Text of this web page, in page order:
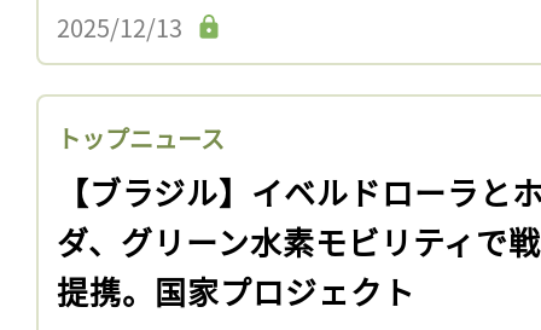
2025/12/13
トップニュース
【ブラジル】イベルドローラと
ダ、グリーン水素モビリティで
提携。国家プロジェクト